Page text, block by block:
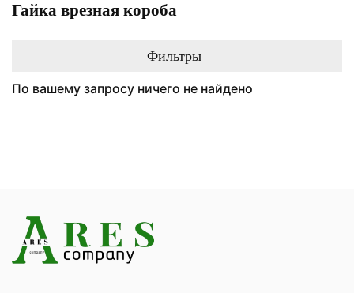
Гайка врезная короба
Фильтры
По вашему запросу ничего не найдено